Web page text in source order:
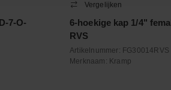
7-O-
Vergelijken
6-hoekige kap 1/4"
RVS
Artikelnummer: FG30014RVS
Merknaam: Kramp